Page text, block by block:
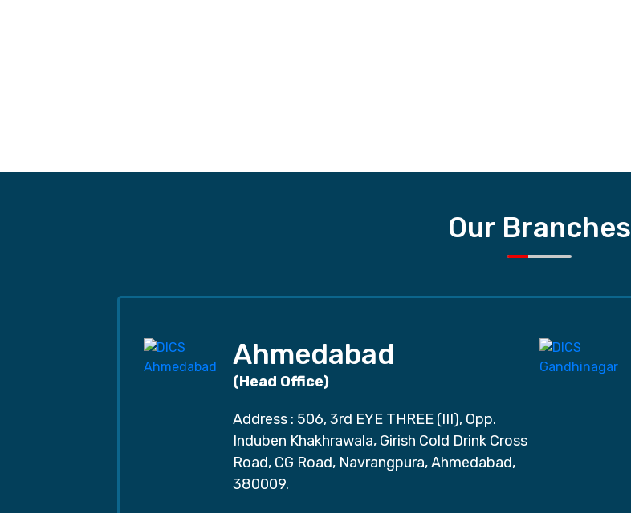
Our Branches
Ahmedabad
(Head Office)
Address : 506, 3rd EYE THREE (III), Opp.
Induben Khakhrawala, Girish Cold Drink Cross
Road, CG Road, Navrangpura, Ahmedabad,
380009.